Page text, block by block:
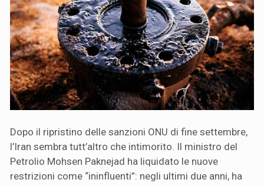
Dopo il ripristino delle sanzioni ONU di fine settembre,
l’Iran sembra tutt’altro che intimorito. Il ministro del
Petrolio Mohsen Paknejad ha liquidato le nuove
restrizioni come “ininfluenti”: negli ultimi due anni, ha